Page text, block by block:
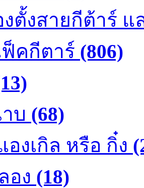
งตั้งสายกีต้าร์ แ
ฟ็คกีตาร์ (806)
บ (68)
องเกิล หรือ กิ๋ง
อง (18)